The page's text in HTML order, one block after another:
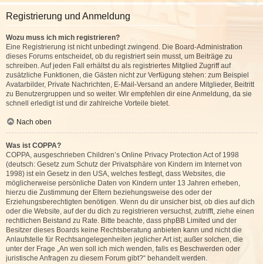
Registrierung und Anmeldung
Wozu muss ich mich registrieren?
Eine Registrierung ist nicht unbedingt zwingend. Die Board-Administration
dieses Forums entscheidet, ob du registriert sein musst, um Beiträge zu
schreiben. Auf jeden Fall erhältst du als registriertes Mitglied Zugriff auf
zusätzliche Funktionen, die Gästen nicht zur Verfügung stehen: zum Beispiel
Avatarbilder, Private Nachrichten, E-Mail-Versand an andere Mitglieder, Beitritt
zu Benutzergruppen und so weiter. Wir empfehlen dir eine Anmeldung, da sie
schnell erledigt ist und dir zahlreiche Vorteile bietet.
Nach oben
Was ist COPPA?
COPPA, ausgeschrieben Children’s Online Privacy Protection Act of 1998
(deutsch: Gesetz zum Schutz der Privatsphäre von Kindern im Internet von
1998) ist ein Gesetz in den USA, welches festlegt, dass Websites, die
möglicherweise persönliche Daten von Kindern unter 13 Jahren erheben,
hierzu die Zustimmung der Eltern beziehungsweise des oder der
Erziehungsberechtigten benötigen. Wenn du dir unsicher bist, ob dies auf dich
oder die Website, auf der du dich zu registrieren versuchst, zutrifft, ziehe einen
rechtlichen Beistand zu Rate. Bitte beachte, dass phpBB Limited und der
Besitzer dieses Boards keine Rechtsberatung anbieten kann und nicht die
Anlaufstelle für Rechtsangelegenheiten jeglicher Art ist; außer solchen, die
unter der Frage „An wen soll ich mich wenden, falls es Beschwerden oder
juristische Anfragen zu diesem Forum gibt?“ behandelt werden.